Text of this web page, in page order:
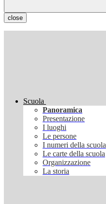
close
Scuola
Panoramica
Presentazione
I luoghi
Le persone
I numeri della scuola
Le carte della scuola
Organizzazione
La storia